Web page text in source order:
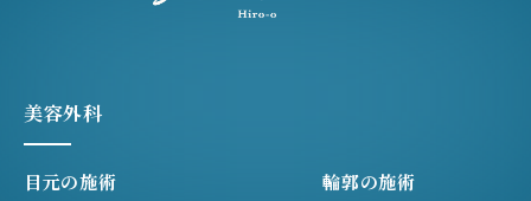
美容外科
目元の施術 輪郭の施術